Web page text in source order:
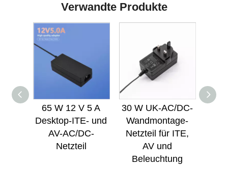
Verwandte Produkte
65 W 12 V 5 A
Desktop-ITE- und
AV-AC/DC-
Netzteil
30 W UK-AC/DC-
Wandmontage-
Netzteil für ITE,
AV und
Beleuchtung